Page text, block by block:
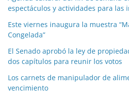
espectáculos y actividades para las
Este viernes inaugura la muestra
Congelada”
El Senado aprobó la ley de
dos capítulos para reunir los votos
Los carnets de manipulador de
vencimiento